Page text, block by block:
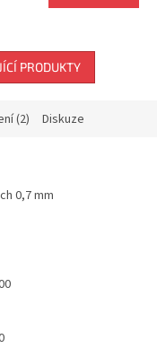
PRODUKTY
(2) Diskuze
0,7 mm